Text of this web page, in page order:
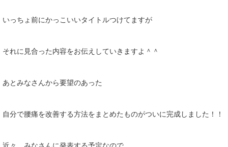
いっちょ前にかっこいいタイトルつけてますが
それに見合った内容をお伝えしていきますよ＾＾
あとみなさんから要望のあった
自分で腰痛を改善する方法をまとめたものがついに完成しました！！